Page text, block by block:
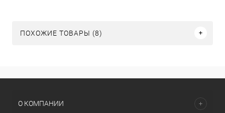
ПОХОЖИЕ ТОВАРЫ (8)
О КОМПАНИИ